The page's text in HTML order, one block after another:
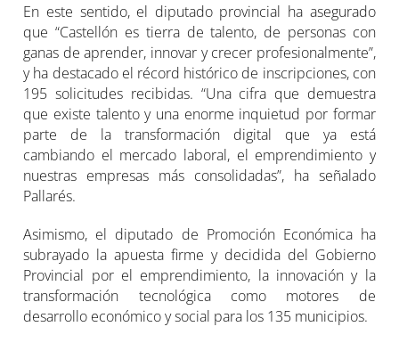
En este sentido, el diputado provincial ha asegurado
que “Castellón es tierra de talento, de personas con
ganas de aprender, innovar y crecer profesionalmente”,
y ha destacado el récord histórico de inscripciones, con
195 solicitudes recibidas. “Una cifra que demuestra
que existe talento y una enorme inquietud por formar
parte de la transformación digital que ya está
cambiando el mercado laboral, el emprendimiento y
nuestras empresas más consolidadas”, ha señalado
Pallarés.
Asimismo, el diputado de Promoción Económica ha
subrayado la apuesta firme y decidida del Gobierno
Provincial por el emprendimiento, la innovación y la
transformación tecnológica como motores de
desarrollo económico y social para los 135 municipios.